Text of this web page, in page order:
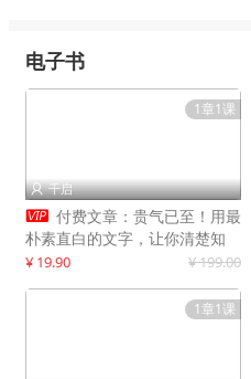
电子书
1章1课
 千启
 付费文章：贵气已至！用最
朴素直白的文字，让你清楚知
道，该如何接住这一次时代的泼
¥ 19.90 ¥ 199.00
1章1课